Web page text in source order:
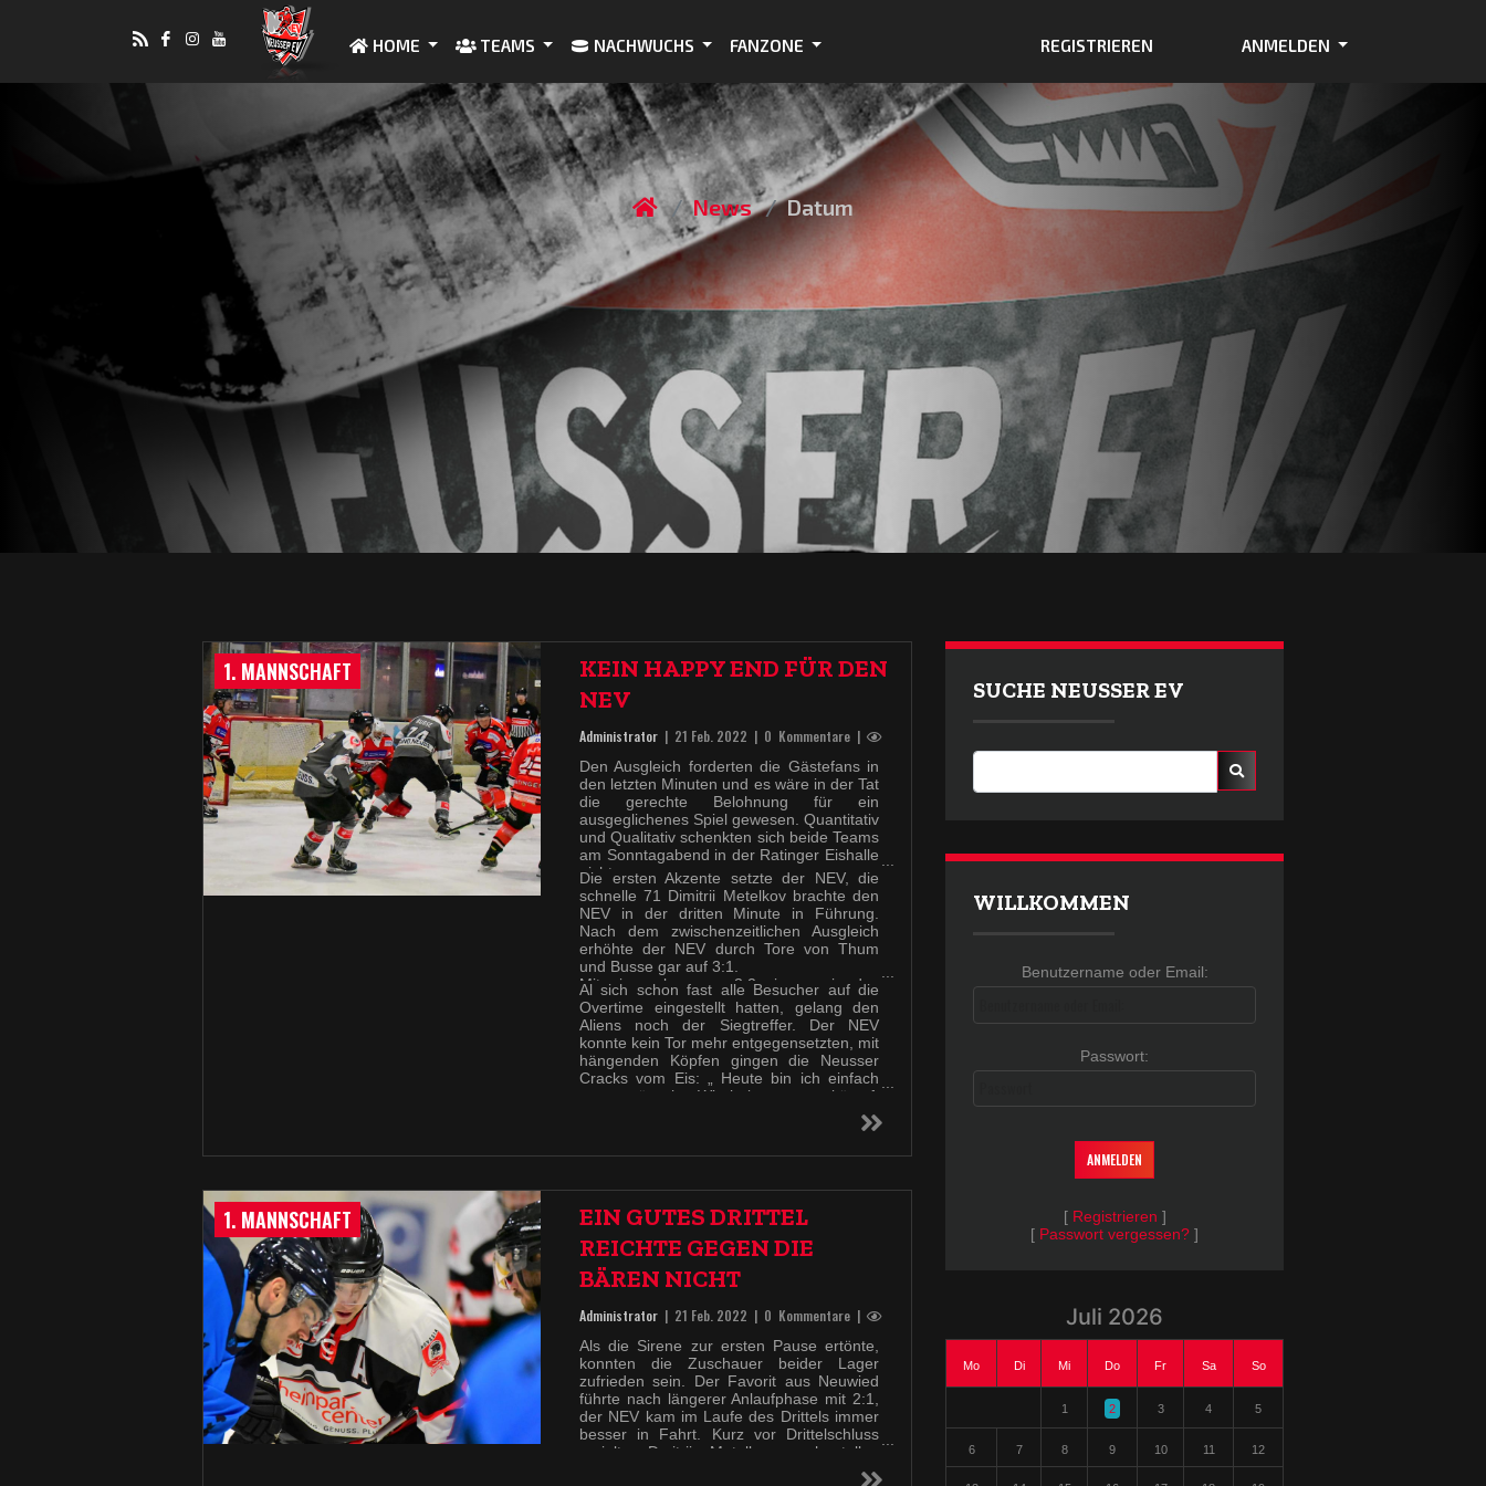
HOME TEAMS NACHWUCHS FANZONE REGISTRIEREN ANMELDEN
News Datum
1. MANNSCHAFT
KEIN HAPPY END FÜR DEN
NEV
Administrator | 21 Feb. 2022 | 0 Kommentare |
Den Ausgleich forderten die Gästefans in
den letzten Minuten und es wäre in der Tat
die gerechte Belohnung für ein
ausgeglichenes Spiel gewesen. Quantitativ
und Qualitativ schenkten sich beide Teams
am Sonntagabend in der Ratinger Eishalle
nichts.
Die ersten Akzente setzte der NEV, die
schnelle 71 Dimitrii Metelkov brachte den
NEV in der dritten Minute in Führung.
Nach dem zwischenzeitlichen Ausgleich
erhöhte der NEV durch Tore von Thum
und Busse gar auf 3:1.
Mit einem knappen 3:2 ging es in das
letzte Drittel, die 200 Besucher am
Sandbach erlebten kurz nach Drittelbeginn
des 3:3, bei dem Markus Endress im
Neusser Gehäuse machtlos war.
Al sich schon fast alle Besucher auf die
Overtime eingestellt hatten, gelang den
Aliens noch der Siegtreffer. Der NEV
konnte kein Tor mehr entgegensetzten, mit
hängenden Köpfen gingen die Neusser
Cracks vom Eis: „ Heute bin ich einfach
nur enttäuscht. Wir haben gut gekämpft
und uns leider nicht belohnt. Dieses Spiel
hätten wir gewinnen müssen!“, so Coach
1. MANNSCHAFT
EIN GUTES DRITTEL
REICHTE GEGEN DIE
BÄREN NICHT
Administrator | 21 Feb. 2022 | 0 Kommentare |
Als die Sirene zur ersten Pause ertönte,
konnten die Zuschauer beider Lager
zufrieden sein. Der Favorit aus Neuwied
führte nach längerer Anlaufphase mit 2:1,
der NEV kam im Laufe des Drittels immer
besser in Fahrt. Kurz vor Drittelschluss
erzielte Dmitrii Metelkov nach tollen
Pässen von Max Stein und Lazar Pejcic
SUCHE NEUSSER EV
WILLKOMMEN
Benutzername oder Email:
Benutzername oder Email:
Passwort:
Passwort
[ Registrieren ]
[ Passwort vergessen? ]
Juli 2026
Mo Di Mi Do Fr Sa So
1 2 3 4 5
6 7 8 9 10 11 12